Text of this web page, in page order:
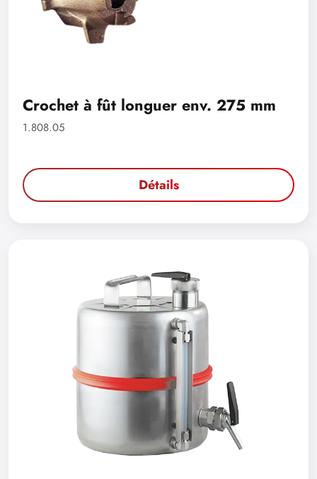
Crochet à fût longuer env. 275 mm
1.808.05
Détails